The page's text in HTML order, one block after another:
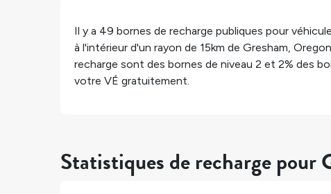
Il y a 49 bornes de recharge publiques pour
à l'intérieur d'un rayon de 15km de Gresham, Oregon
recharge sont des bornes de niveau 2 et 2% des
votre VÉ gratuitement.
Statistiques de recharge pour